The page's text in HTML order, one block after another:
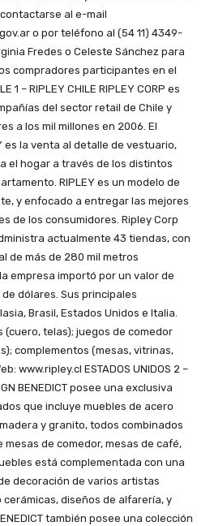
al e-mail
o por teléfono al (54 11) 4349-
Fredes o Celeste Sánchez para
compradores participantes en el
– RIPLEY CHILE RIPLEY CORP es
del sector retail de Chile y
a los mil millones en 2006. El
es la venta al detalle de vestuario,
el hogar a través de los distintos
RIPLEY es un modelo de
y enfocado a entregar las mejores
de los consumidores. Ripley Corp
actualmente 43 tiendas, con
de más de 280 mil metros
empresa importó por un valor de
dólares. Sus principales
Brasil, Estados Unidos e Italia.
telas); juegos de comedor
complementos (mesas, vitrinas,
www.ripley.cl ESTADOS UNIDOS 2 –
BENEDICT posee una exclusiva
que incluye muebles de acero
y granito, todos combinados
de comedor, mesas de café,
está complementada con una
decoración de varios artistas
diseños de alfarería, y
también posee una colección